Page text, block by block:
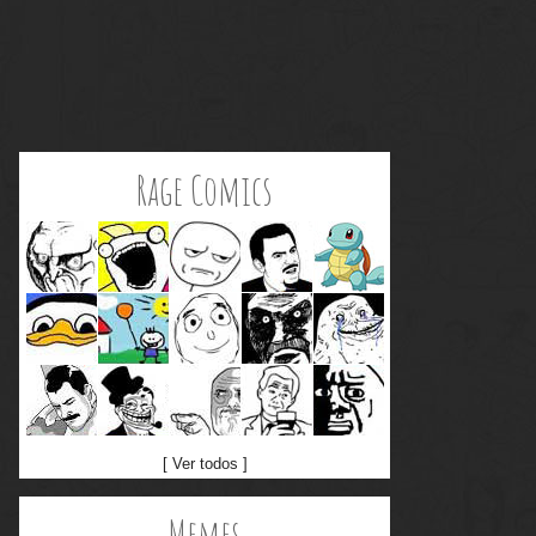
Rage Comics
[ Ver todos ]